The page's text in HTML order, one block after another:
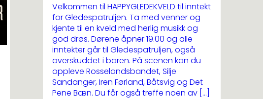
Velkommen til HAPPYGLEDEKVELD til inntekt
for Gledespatruljen. Ta med venner og
kjente til en kveld med herlig musikk og
god drøs. Dørene åpner 19.00 og alle
inntekter går til Gledespatruljen, også
overskuddet i baren. På scenen kan du
oppleve Rosselandsbandet, Silje
Sandanger, Iren Førland, Båtsvig og Det
Pene Bæn. Du får også treffe noen av […]